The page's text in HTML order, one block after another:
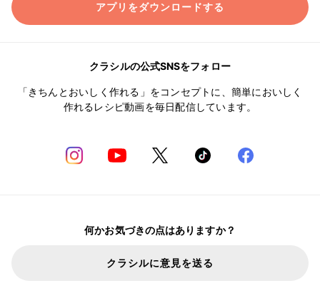
アプリをダウンロードする
クラシルの公式SNSをフォロー
「きちんとおいしく作れる」をコンセプトに、簡単においしく
作れるレシピ動画を毎日配信しています。
何かお気づきの点はありますか？
クラシルに意見を送る